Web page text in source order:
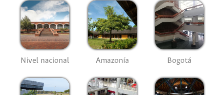
Nivel nacional Amazonía Bogotá